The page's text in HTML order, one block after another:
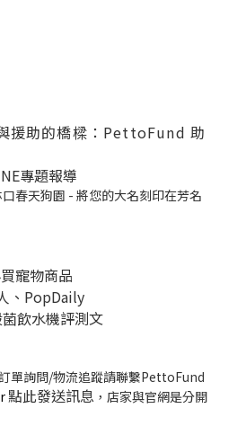
援助的橋樑：PettoFund 助
專題報導
春天狗園 - 將您的大名刻印在芳名
寵物商品
、 PopDaily
飲水機評測文
訂單詢問/物流追蹤請聯繫PettoFund
點此發送訊息 ，店家與官網是分開